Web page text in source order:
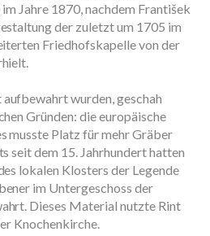
Jahre 1870, nachdem František
der zuletzt um 1705 im
Friedhofskapelle von der
wurden, geschah
Gründen: die europäische
musste Platz für mehr Gräber
seit dem 15. Jahrhundert hatten
lokalen Klosters der Legende
im Untergeschoss der
Dieses Material nutzte Rint
Knochenkirche.